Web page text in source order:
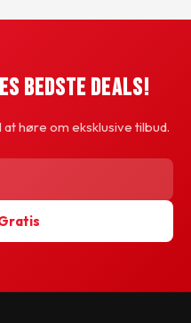
Bedste Deals!
høre om eksklusive tilbud.